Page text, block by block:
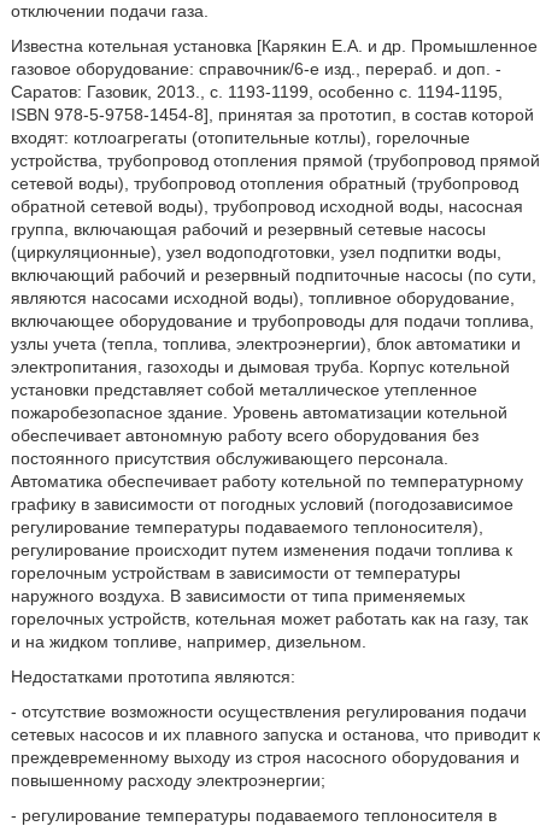
отключении подачи газа.
Известна котельная установка [Карякин Е.А. и др. Промышленное
газовое оборудование: справочник/6-е изд., перераб. и доп. -
Саратов: Газовик, 2013., с. 1193-1199, особенно с. 1194-1195,
ISBN 978-5-9758-1454-8], принятая за прототип, в состав которой
входят: котлоагрегаты (отопительные котлы), горелочные
устройства, трубопровод отопления прямой (трубопровод прямой
сетевой воды), трубопровод отопления обратный (трубопровод
обратной сетевой воды), трубопровод исходной воды, насосная
группа, включающая рабочий и резервный сетевые насосы
(циркуляционные), узел водоподготовки, узел подпитки воды,
включающий рабочий и резервный подпиточные насосы (по сути,
являются насосами исходной воды), топливное оборудование,
включающее оборудование и трубопроводы для подачи топлива,
узлы учета (тепла, топлива, электроэнергии), блок автоматики и
электропитания, газоходы и дымовая труба. Корпус котельной
установки представляет собой металлическое утепленное
пожаробезопасное здание. Уровень автоматизации котельной
обеспечивает автономную работу всего оборудования без
постоянного присутствия обслуживающего персонала.
Автоматика обеспечивает работу котельной по температурному
графику в зависимости от погодных условий (погодозависимое
регулирование температуры подаваемого теплоносителя),
регулирование происходит путем изменения подачи топлива к
горелочным устройствам в зависимости от температуры
наружного воздуха. В зависимости от типа применяемых
горелочных устройств, котельная может работать как на газу, так
и на жидком топливе, например, дизельном.
Недостатками прототипа являются:
- отсутствие возможности осуществления регулирования подачи
сетевых насосов и их плавного запуска и останова, что приводит к
преждевременному выходу из строя насосного оборудования и
повышенному расходу электроэнергии;
- регулирование температуры подаваемого теплоносителя в